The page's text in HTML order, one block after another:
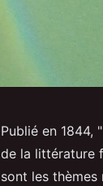
Publié en 1844,
de la littérature
sont les